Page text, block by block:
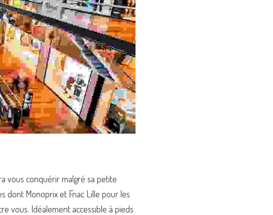
vous conquérir malgré sa petite
dont Monoprix et Fnac Lille pour les
vous. Idéalement accessible à pieds